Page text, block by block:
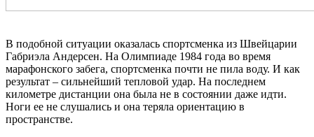
В подобной ситуации оказалась спортсменка из Швейцарии
Габриэла Андерсен. На Олимпиаде 1984 года во время
марафонского забега, спортсменка почти не пила воду. И как
результат – сильнейший тепловой удар. На последнем
километре дистанции она была не в состоянии даже идти.
Ноги ее не слушались и она теряла ориентацию в
пространстве.